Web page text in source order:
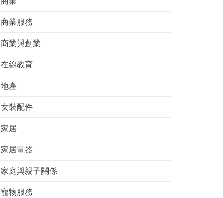
商業服務
商業與創業
在線教育
地產
女裝配件
家居
家居電器
家庭與親子關係
寵物服務